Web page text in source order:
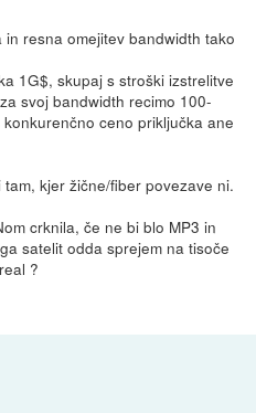
resna omejitev bandwidth tako
1G$, skupaj s stroški izstrelitve
svoj bandwidth recimo 100-
ceno priključka ane
kjer žične/fiber povezave ni.
crknila, če ne bi blo MP3 in
satelit odda sprejem na tisoče
?